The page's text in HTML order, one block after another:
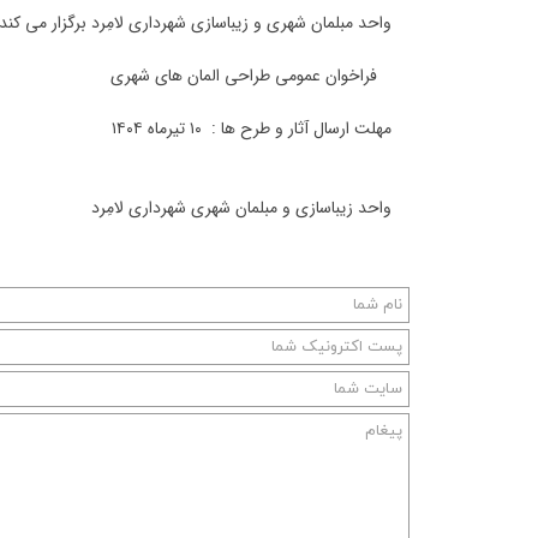
واحد مبلمان شهری و زیباسازی شهرداری لامِرد برگزار می
فراخوان عمومی طراحی المان های شهری
مهلت ارسال آثار و طرح ها : ۱۰ تیرماه ۱۴۰۴
واحد زیباسازی و مبلمان شهری شهرداری لامِرد